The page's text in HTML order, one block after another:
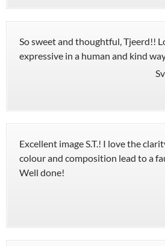
So sweet and thoughtful, Tjeerd!!
expressive in a human and kind
Excellent image S.T.! I love the
colour and composition lead to a
Well done!